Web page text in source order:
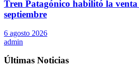
Tren Patagónico habilitó la venta
septiembre
6 agosto 2026
admin
Últimas Noticias